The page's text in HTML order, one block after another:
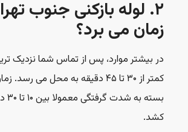
۲. لوله بازکنی جنوب
زمان می برد؟
در بیشتر موارد، پس از تماس شما نزدیک
کمتر از ۳۰ تا ۴۵ دقیقه به محل می
کشد.